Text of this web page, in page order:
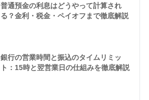
普通預金の利息はどうやって計算され
る？金利・税金・ペイオフまで徹底解説
銀行の営業時間と振込のタイムリミッ
ト：15時と翌営業日の仕組みを徹底解説